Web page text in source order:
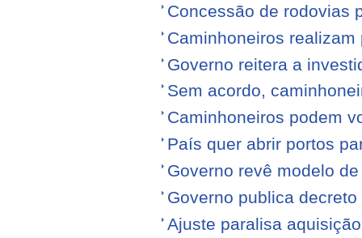
Concessão de rodovias
Caminhoneiros
Governo reitera a
Sem acordo,
Caminhoneiros podem
País quer abrir portos
Governo revê modelo
Governo publica
Ajuste paralisa